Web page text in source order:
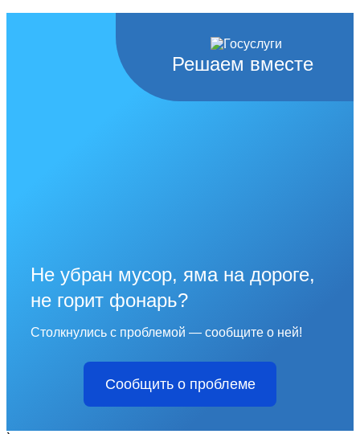
Решаем вместе
Не убран мусор, яма на дороге,
не горит фонарь?
Столкнулись с проблемой — сообщите о ней!
Сообщить о проблеме